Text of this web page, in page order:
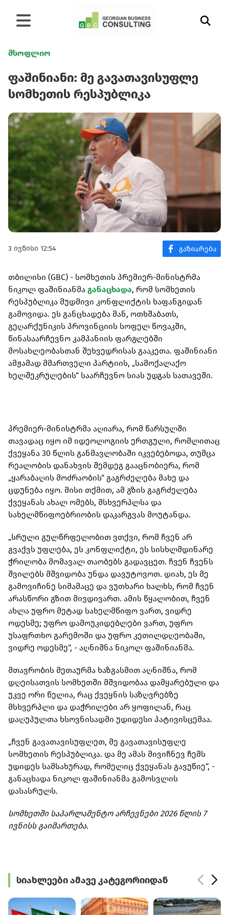
მსოფლიო
ფაშინიანი: მე გავათავისუფლე
სომხეთის რესპუბლიკა
3 ივნისი 12:54
თბილისი (GBC) - სომხეთის პრემიერ-მინისტრმა
ნიკოლ ფაშინიანმა განაცხადა, რომ სომხეთის
რესპუბლიკა მუდმივი კონფლიქტის ხაფანგიდან
გამოვიდა. ეს განცხადება მან, ოთხშაბათს,
გეღარქუნიკის პროვინციის სოფელ წოვაკში,
წინასაარჩევნო კამპანიის ფარგლებში
მოსახლეობასთან შეხვედრისას გააკეთა. ფაშინიანი
ამჟამად მმართველი პარტიის, „სამოქალაქო
ხელშეკრულების“ საარჩევნო სიას უდგას სათავეში.
პრემიერ-მინისტრმა აღიარა, რომ წარსულში
თავადაც იყო იმ იდეოლოგიის ერთგული, რომლითაც
ქვეყანა 30 წლის განმავლობაში იკვებებოდა, თუმცა
რეალობის დანახვის შემდეგ გააცნობიერა, რომ
„ყარაბაღის მოძრაობის“ გაგრძელება მახე და
ცდუნება იყო. მისი თქმით, ამ გზის გაგრძელება
ქვეყანას ახალ ომებს, მსხვერპლსა და
სახელმწიფოებრიობის დაკარგვას მოუტანდა.
„სრული გულწრფელობით ვთქვი, რომ ჩვენ არ
გვაქვს უფლება, ეს კონფლიქტი, ეს სისხლმდინარე
ჭრილობა მომავალ თაობებს გადავცეთ. ჩვენ ჩვენს
შვილებს მშვიდობა უნდა დავუტოვოთ. დიახ, ეს მე
გამოვიჩინე სიმამაცე და ვუთხარი ხალხს, რომ ჩვენ
არასწორი გზით მივდივართ. ამის წყალობით, ჩვენ
ახლა უფრო მეტად სახელმწიფო ვართ, ვიდრე
ოდესმე; უფრო დამოუკიდებლები ვართ, უფრო
უსაფრთხო გარემოში და უფრო კეთილდღეობაში,
ვიდრე ოდესმე“, - აღნიშნა ნიკოლ ფაშინიანმა.
მთავრობის მეთაურმა ხაზგასმით აღნიშნა, რომ
დღეისათვის სომხეთში მშვიდობაა დამყარებული და
უკვე ორი წელია, რაც ქვეყნის საზღვრებზე
მსხვერპლი და დაჭრილები არ ყოფილან, რაც
დაღუპულთა ხსოვნისადმი უდიდესი პატივისცემაა.
„ჩვენ გავათავისუფლეთ, მე გავათავისუფლე
სომხეთის რესპუბლიკა. და მე ამას მივიჩნევ ჩემს
უდიდეს სამსახურად, რომელიც ქვეყანას გავუწიე“, -
განაცხადა ნიკოლ ფაშინიანმა გამოსვლის
დასასრულს.
სომხეთში საპარლამენტო არჩევნები 2026 წლის 7
ივნისს გაიმართება.
სიახლეები ამავე კატეგორიიდან